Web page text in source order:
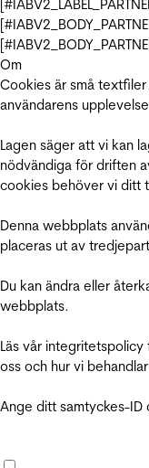
Om
Cookies är små
användarens
Lagen säger att vi kan
nödvändiga för driften
cookies behöver vi ditt
Denna webbplats
placeras ut av
Du kan ändra eller
webbplats.
Läs vår
oss och hur vi
Ange ditt samtyckes-